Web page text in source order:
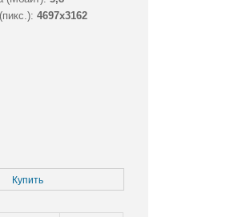
4697x3162
Купить